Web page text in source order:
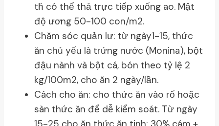
th́ có thể thả trực tiếp xuống ao. Mật
độ ương 50-100 con/m2.
Chăm sóc quản lư: từ ngày1-15, thức
ăn chủ yếu là trứng nước (Monina), bột
đậu nành và bột cá, bón theo tỷ lệ 2
kg/100m2, cho ăn 2 ngày/lần.
Cách cho ăn: cho thức ăn vào rổ hoặc
sàn thức ăn để dễ kiểm soát. Từ ngày